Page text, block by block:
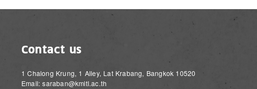
Contact us
1 Chalong Krung, 1 Alley, Lat Krabang, Bangkok 10520
Email: saraban@kmitl.ac.th